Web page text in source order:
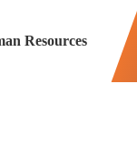
Resources